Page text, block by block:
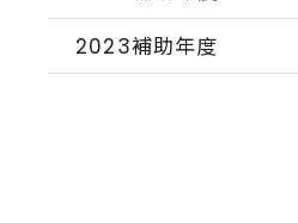
2023補助年度